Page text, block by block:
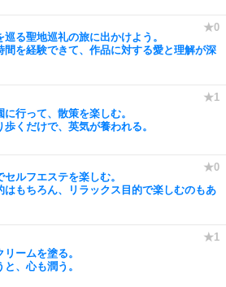
巡る聖地巡礼の旅に出かけよう。
間を経験できて、作品に対する愛と理解が深
に行って、散策を楽しむ。
歩くだけで、英気が養われる。
セルフエステを楽しむ。
はもちろん、リラックス目的で楽しむのもあ
リームを塗る。
と、心も潤う。